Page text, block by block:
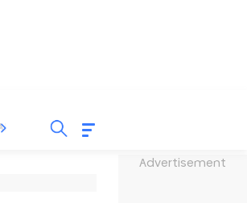
Advertisement
TAUSYIAH